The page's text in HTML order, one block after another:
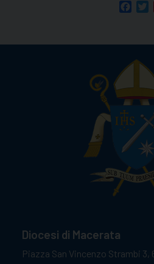
Diocesi di Macerata
Piazza San Vincenzo Strambi 3,